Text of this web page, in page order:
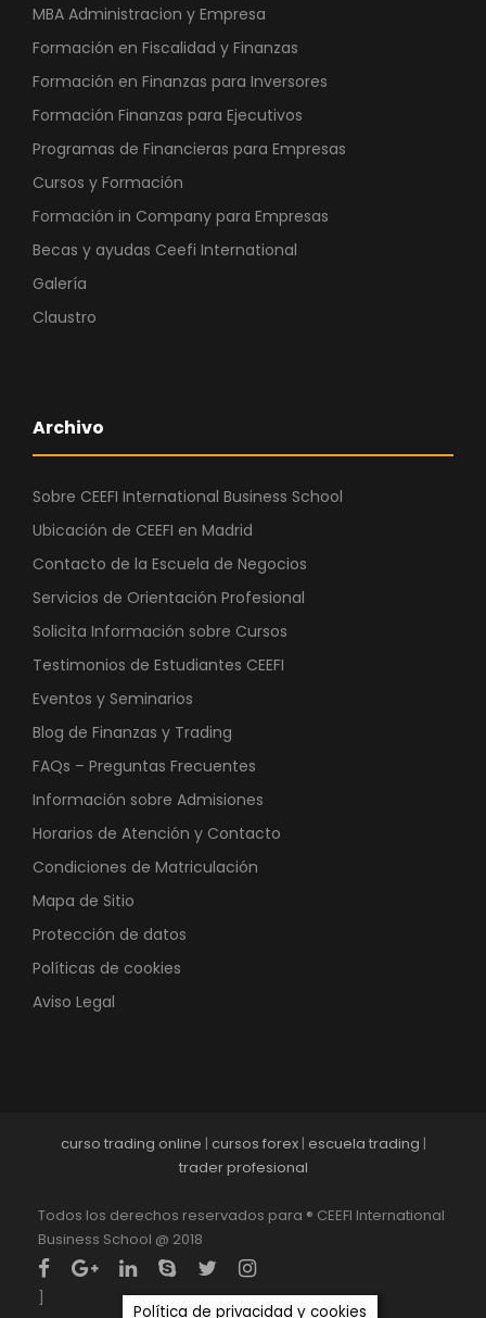
MBA Administracion y Empresa
Formación en Fiscalidad y Finanzas
Formación en Finanzas para Inversores
Formación Finanzas para Ejecutivos
Programas de Financieras para Empresas
Cursos y Formación
Formación in Company para Empresas
Becas y ayudas Ceefi International
Galería
Claustro
Archivo
Sobre CEEFI International Business School
Ubicación de CEEFI en Madrid
Contacto de la Escuela de Negocios
Servicios de Orientación Profesional
Solicita Información sobre Cursos
Testimonios de Estudiantes CEEFI
Eventos y Seminarios
Blog de Finanzas y Trading
FAQs – Preguntas Frecuentes
Información sobre Admisiones
Horarios de Atención y Contacto
Condiciones de Matriculación
Mapa de Sitio
Protección de datos
Políticas de cookies
Aviso Legal
curso trading online | cursos forex| escuela trading |
trader profesional
Todos los derechos reservados para ® CEEFI International
Business School @ 2018
]
Política de privacidad y cookies